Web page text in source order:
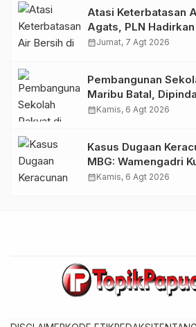
Atasi Keterbatasan
Agats, PLN
Desalinasi untuk
calendar_monthJumat, 7 Agt 2026
Pembangunan
Maribu Batal,
Tami, Ini Sebabnya
calendar_monthKamis, 6 Agt 2026
Kasus Dugaan
MBG: Wamengadri
Yayasan KIS Papua,
calendar_monthKamis, 6 Agt 2026